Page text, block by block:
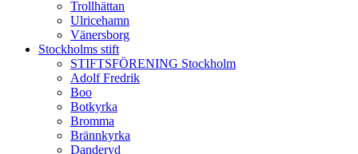
Trollhättan
Ulricehamn
Vänersborg
Stockholms stift
STIFTSFÖRENING Stockholm
Adolf Fredrik
Boo
Botkyrka
Bromma
Brännkyrka
Danderyd